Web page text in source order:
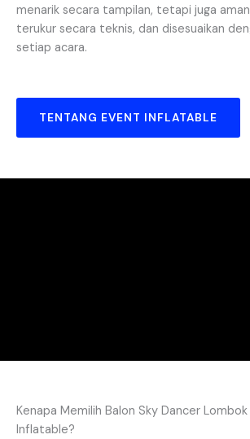
menarik secara tampilan, tetapi juga
terukur secara teknis, dan disesuaikan
setiap acara.
TENTANG EVENT INFLATABLE
Kenapa Memilih Balon Sky Dancer
Inflatable?